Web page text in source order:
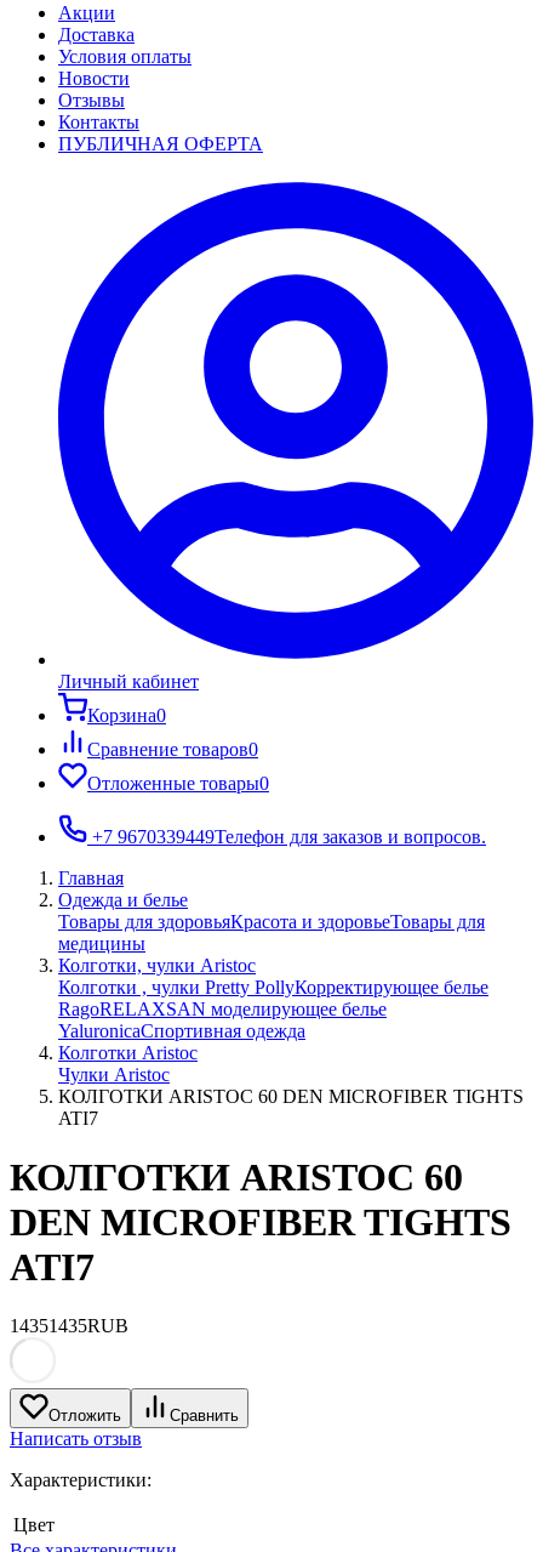
Акции
Доставка
Условия оплаты
Новости
Отзывы
Контакты
ПУБЛИЧНАЯ ОФЕРТА
Личный кабинет
Корзина0
Сравнение товаров0
Отложенные товары0
+7 9670339449Телефон для заказов и вопросов.
Главная
Одежда и белье
Товары для здоровьяКрасота и здоровьеТовары для
медицины
Колготки, чулки Aristoc
Колготки , чулки Pretty PollyКорректирующее белье
RagoRELAXSAN моделирующее белье
YaluroniсaСпортивная одежда
Колготки Aristoc
Чулки Aristoc
КОЛГОТКИ ARISTOC 60 DEN MICROFIBER TIGHTS
ATI7
КОЛГОТКИ ARISTOC 60
DEN MICROFIBER TIGHTS
ATI7
14351435RUB
Отложить Сравнить
Написать отзыв
Характеристики:
Цвет